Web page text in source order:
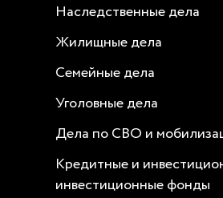
Наследственные дела
Жилищные дела
Семейные дела
Уголовные дела
Дела по СВО и
Кредитные и
инвестиционные фонды